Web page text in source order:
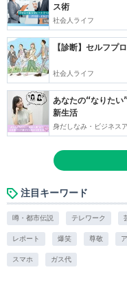
ス術
社会人ライフ
【診断】セルフプ
社会人ライフ
あなたの“なりた
新生活
身だしなみ・ビジネス
注目キーワード
噂・都市伝説 テレワーク
レポート 爆笑 尊敬
スマホ ガス代